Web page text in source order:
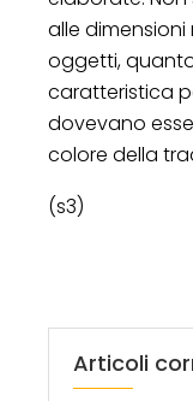
alle
oggetti,
caratteristica
dovevano
colore della
(s3)
Articoli